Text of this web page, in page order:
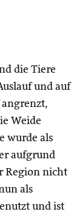
die Tiere
und auf
angrenzt,
Weide
wurde als
aufgrund
Region nicht
als
und ist